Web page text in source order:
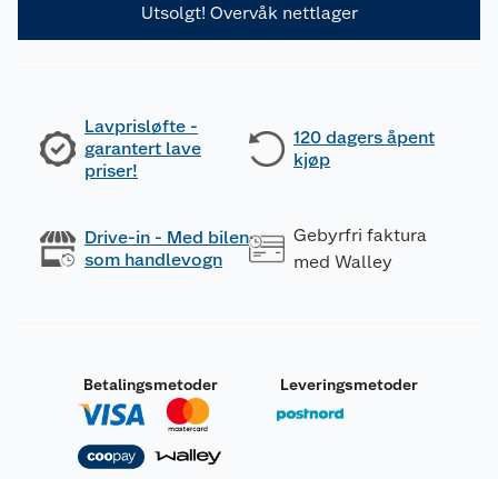
Utsolgt! Overvåk nettlager
Lavprisløfte -
garantert lave
priser!
120 dagers åpent
kjøp
Drive-in - Med bilen
som handlevogn
Gebyrfri faktura
med Walley
Betalingsmetoder Leveringsmetoder